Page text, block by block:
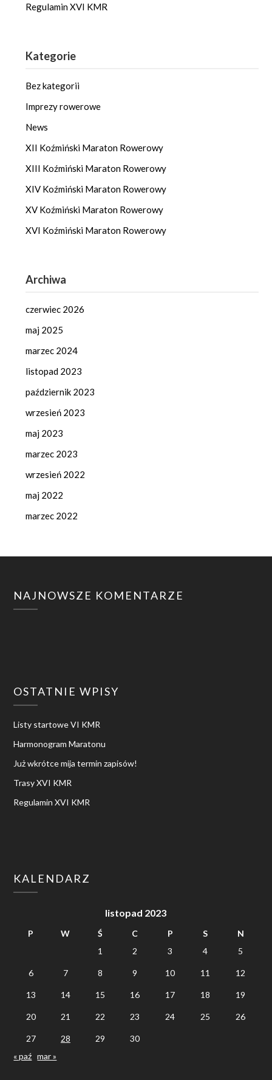
Regulamin XVI KMR
Kategorie
Bez kategorii
Imprezy rowerowe
News
XII Koźmiński Maraton Rowerowy
XIII Koźmiński Maraton Rowerowy
XIV Koźmiński Maraton Rowerowy
XV Koźmiński Maraton Rowerowy
XVI Koźmiński Maraton Rowerowy
Archiwa
czerwiec 2026
maj 2025
marzec 2024
listopad 2023
październik 2023
wrzesień 2023
maj 2023
marzec 2023
wrzesień 2022
maj 2022
marzec 2022
NAJNOWSZE KOMENTARZE
OSTATNIE WPISY
Listy startowe VI KMR
Harmonogram Maratonu
Już wkrótce mija termin zapisów!
Trasy XVI KMR
Regulamin XVI KMR
KALENDARZ
listopad 2023
P W Ś C P S
N
1
2 3 4 5
6 7 8 9 10 11 12
13 14 15 16 17 18 19
20 21 22 23 24 25 26
27 28 29
30
« paź mar »